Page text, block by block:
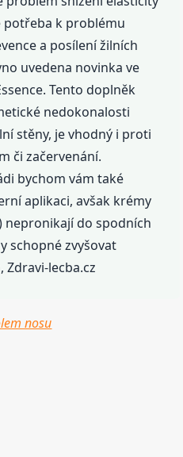
potřeba k problému
a posílení žilních
uvedena novinka ve
Tento doplněk
nedokonalosti
stěny, je vhodný i proti
či začervenání.
bychom vám také
aplikaci, avšak krémy
do spodních
schopné zvyšovat
Zdravi-lecba.cz
nosu